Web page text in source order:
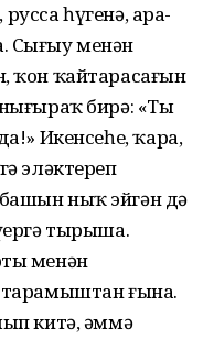
русса һүгенә, ара-
Сығыу менән
ҡон ҡайтарасағын
бирә: «Ты
Икенсеһе, ҡара,
эләктереп
ныҡ эйгән дә
тырыша.
менән
тарамыштан ғына.
китә, әммә